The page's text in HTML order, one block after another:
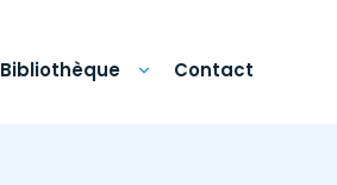
Bibliothèque Contact